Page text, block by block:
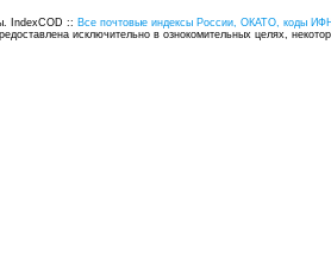
IndexCOD :: Все почтовые индексы России, ОКАТО, коды
исключительно в ознокомительных целях,